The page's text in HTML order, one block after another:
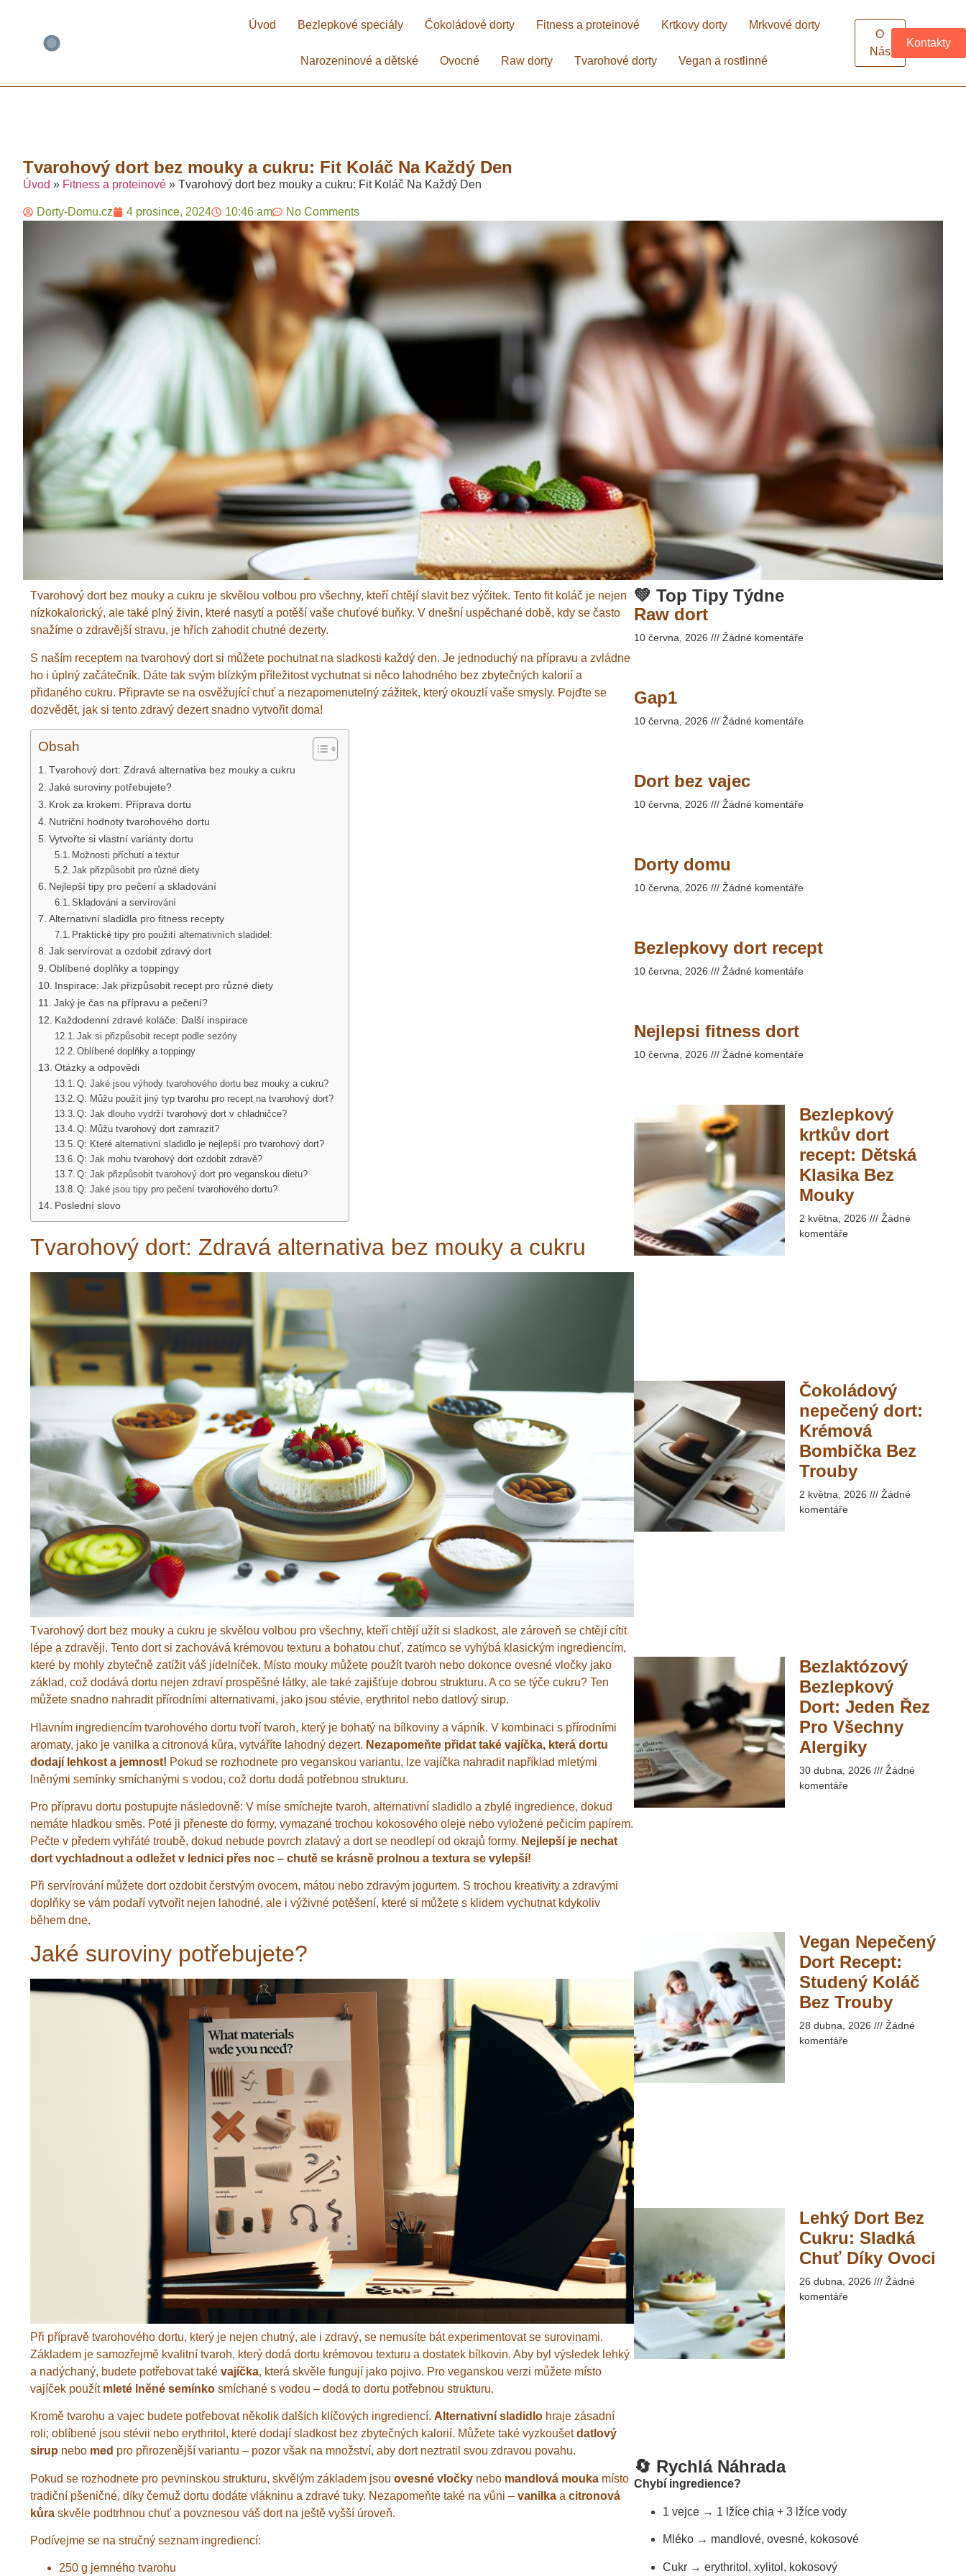
Úvod Bezlepkové speciály Čokoládové dorty Fitness a proteinové Krtkovy dorty Mrkvové dorty
Narozeninové a dětské Ovocné Raw dorty Tvarohové dorty Vegan a rostlinné
O
Nás
Kontakty
Tvarohový dort bez mouky a cukru: Fit Koláč Na Každý Den​
Úvod » Fitness a proteinové » Tvarohový dort bez mouky a cukru: Fit Koláč Na Každý Den​
Dorty-Domu.cz 4 prosince, 2024 10:46 am No Comments
Tvarohový dort bez mouky a cukru je skvělou volbou pro všechny, kteří chtějí slavit bez výčitek. Tento fit koláč je nejen
nízkokalorický, ale také plný živin, které nasytí a potěší vaše chuťové buňky. V dnešní uspěchané době, kdy se často
snažíme o zdravější stravu, je hřích zahodit chutné dezerty.
S naším receptem na tvarohový dort si můžete pochutnat na sladkosti každý den. Je jednoduchý na přípravu a zvládne
ho i úplný začátečník. Dáte tak svým blízkým příležitost vychutnat si něco lahodného bez zbytečných kalorií a
přidaného cukru. Připravte se na osvěžující chuť a nezapomenutelný zážitek, který okouzlí vaše smysly. Pojďte se
dozvědět, jak si tento zdravý dezert snadno vytvořit doma!
Obsah
Tvarohový dort: Zdravá alternativa bez mouky a cukru
Jaké suroviny potřebujete?
Krok za krokem: Příprava dortu
Nutriční hodnoty tvarohového dortu
Vytvořte si vlastní varianty dortu
Možnosti příchutí a textur
Jak přizpůsobit pro různé diety
Nejlepší tipy pro pečení a skladování
Skladování a servírování
Alternativní sladidla pro fitness recepty
Praktické tipy pro použití alternativních sladidel:
Jak servírovat a ozdobit zdravý dort
Oblíbené doplňky a toppingy
Inspirace: Jak přizpůsobit recept pro různé diety
Jaký je čas na přípravu a pečení?
Každodenní zdravé koláče: Další inspirace
Jak si přizpůsobit recept podle sezóny
Oblíbené doplňky a toppingy
Otázky a odpovědi
Q: Jaké jsou výhody tvarohového dortu bez mouky a cukru?
Q: Můžu použít jiný typ tvarohu pro recept na tvarohový dort?
Q: Jak dlouho vydrží tvarohový dort v chladničce?
Q: Můžu tvarohový dort zamrazit?
Q: Které alternativní sladidlo je nejlepší pro tvarohový dort?
Q: Jak mohu tvarohový dort ozdobit zdravě?
Q: Jak přizpůsobit tvarohový dort pro veganskou dietu?
Q: Jaké jsou tipy pro pečení tvarohového dortu?
Poslední slovo
Tvarohový dort: Zdravá alternativa bez mouky a cukru
Tvarohový dort bez mouky a cukru je skvělou volbou pro všechny, kteří chtějí užít si sladkost, ale zároveň se chtějí cítit
lépe a zdravěji. Tento dort si zachovává krémovou texturu a bohatou chuť, zatímco se vyhýbá klasickým ingrediencím,
které by mohly zbytečně zatížit váš jídelníček. Místo mouky můžete použít tvaroh nebo dokonce ovesné vločky jako
základ, což dodává dortu nejen zdraví prospěšné látky, ale také zajišťuje dobrou strukturu. A co se týče cukru? Ten
můžete snadno nahradit přírodními alternativami, jako jsou stévie, erythritol nebo datlový sirup.
Hlavním ingrediencím tvarohového dortu tvoří tvaroh, který je bohatý na bílkoviny a vápník. V kombinaci s přírodními
aromaty, jako je vanilka a citronová kůra, vytváříte lahodný dezert. Nezapomeňte přidat také vajíčka, která dortu
dodají lehkost a jemnost! Pokud se rozhodnete pro veganskou variantu, lze vajíčka nahradit například mletými
lněnými semínky smíchanými s vodou, což dortu dodá potřebnou strukturu.
Pro přípravu dortu postupujte následovně: V míse smíchejte tvaroh, alternativní sladidlo a zbylé ingredience, dokud
nemáte hladkou směs. Poté ji přeneste do formy, vymazané trochou kokosového oleje nebo vyložené pečicím papírem.
Pečte v předem vyhřáté troubě, dokud nebude povrch zlatavý a dort se neodlepí od okrajů formy. Nejlepší je nechat
dort vychladnout a odležet v lednici přes noc – chutě se krásně prolnou a textura se vylepší!
Při servírování můžete dort ozdobit čerstvým ovocem, mátou nebo zdravým jogurtem. S trochou kreativity a zdravými
doplňky se vám podaří vytvořit nejen lahodné, ale i výživné potěšení, které si můžete s klidem vychutnat kdykoliv
během dne.
Jaké suroviny potřebujete?
Při přípravě tvarohového dortu, který je nejen chutný, ale i zdravý, se nemusíte bát experimentovat se surovinami.
Základem je samozřejmě kvalitní tvaroh, který dodá dortu krémovou texturu a dostatek bílkovin. Aby byl výsledek lehký
a nadýchaný, budete potřebovat také vajíčka, která skvěle fungují jako pojivo. Pro veganskou verzi můžete místo
vajíček použít mleté lněné semínko smíchané s vodou – dodá to dortu potřebnou strukturu.
Kromě tvarohu a vajec budete potřebovat několik dalších klíčových ingrediencí. Alternativní sladidlo hraje zásadní
roli; oblíbené jsou stévii nebo erythritol, které dodají sladkost bez zbytečných kalorií. Můžete také vyzkoušetdatlový
sirup nebo med pro přirozenější variantu – pozor však na množství, aby dort neztratil svou zdravou povahu.
Pokud se rozhodnete pro pevninskou strukturu, skvělým základem jsou ovesné vločky nebo mandlová mouka místo
tradiční pšeničné, díky čemuž dortu dodáte vlákninu a zdravé tuky. Nezapomeňte také na vůni – vanilka a citronová
kůra skvěle podtrhnou chuť a povznesou váš dort na ještě vyšší úroveň.
Podívejme se na stručný seznam ingrediencí:
250 g jemného tvarohu
💚 Top Tipy Týdne
Raw dort
10 června, 2026 Žádné komentáře
Gap1
10 června, 2026 Žádné komentáře
Dort bez vajec
10 června, 2026 Žádné komentáře
Dorty domu
10 června, 2026 Žádné komentáře
Bezlepkovy dort recept
10 června, 2026 Žádné komentáře
Nejlepsi fitness dort
10 června, 2026 Žádné komentáře
Bezlepkový
krtkův dort
recept: Dětská
Klasika Bez
Mouky​
2 května, 2026
Žádné
komentáře
Čokoládový
nepečený dort:
Krémová
Bombička Bez
Trouby​
2 května, 2026
Žádné
komentáře
Bezlaktózový
Bezlepkový
Dort: Jeden Řez
Pro Všechny
Alergiky​
30 dubna, 2026
Žádné
komentáře
Vegan Nepečený
Dort Recept:
Studený Koláč
Bez Trouby​
28 dubna, 2026
Žádné
komentáře
Lehký Dort Bez
Cukru: Sladká
Chuť Díky Ovoci​
26 dubna, 2026
Žádné
komentáře
🔄 Rychlá Náhrada
Chybí ingredience?
1 vejce → 1 lžíce chia + 3 lžíce vody
Mléko → mandlové, ovesné, kokosové
Cukr → erythritol, xylitol, kokosový